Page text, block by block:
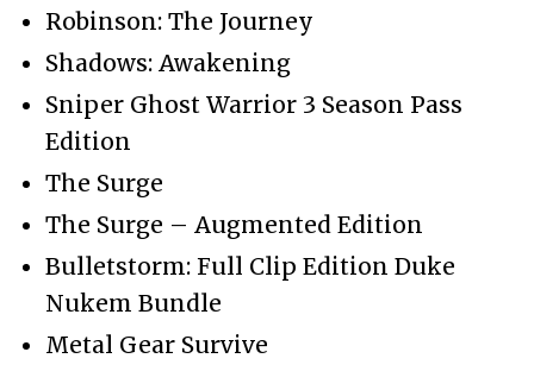
Robinson: The Journey
Shadows: Awakening
Sniper Ghost Warrior 3 Season Pass
Edition
The Surge
The Surge – Augmented Edition
Bulletstorm: Full Clip Edition Duke
Nukem Bundle
Metal Gear Survive